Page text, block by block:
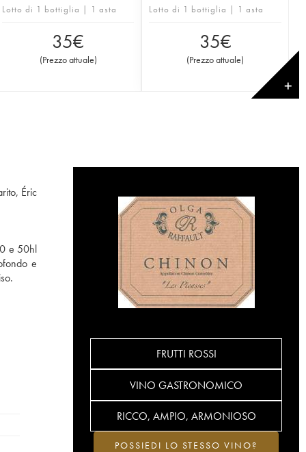
Lotto di 1 bottiglia | 1 asta
35€
(Prezzo attuale)
Lotto di 1 bottiglia | 1 asta
35€
(Prezzo attuale)
✕
Éric
e 50hl
e
FRUTTI ROSSI
VINO GASTRONOMICO
RICCO, AMPIO, ARMONIOSO
POSSIEDI LO STESSO VINO?